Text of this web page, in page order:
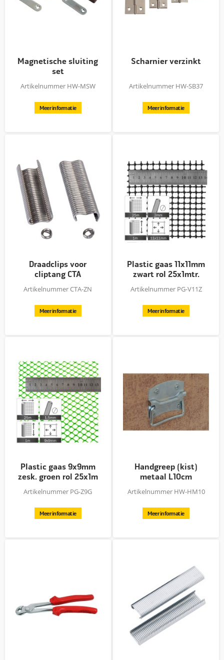
Magnetische sluiting
set
Artikelnummer HW-MSW
Meer informatie
Scharnier verzinkt
Artikelnummer HW-SB37
Meer informatie
Draadclips voor
cliptang CTA
Artikelnummer CTA-ZN
Meer informatie
Plastic gaas 11x11mm
zwart rol 25x1mtr.
Artikelnummer PG-V11Z
Meer informatie
Plastic gaas 9x9mm
zesk. groen rol 25x1m
Artikelnummer PG-Z9G
Meer informatie
Handgreep (kist)
metaal L10cm
Artikelnummer HW-HM10
Meer informatie